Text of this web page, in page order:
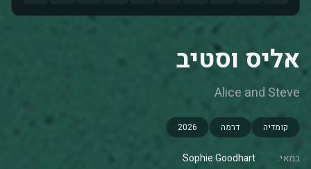
אליס וסטיב
Alice and Steve
קומדיה דרמה 2026
במאי:
Sophie Goodhart